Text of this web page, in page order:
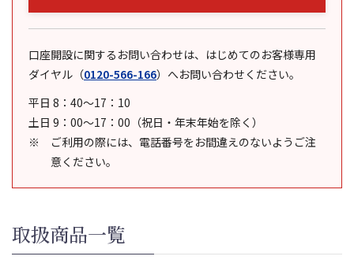
口座開設に関するお問い合わせは、はじめてのお客様専用
ダイヤル （0120-566-166） へお問い合わせください。
平日 8：40～17：10
土日 9：00～17：00（祝日・年末年始を除く）
ご利用の際には、電話番号をお間違えのないようご注
意ください。
取扱商品一覧